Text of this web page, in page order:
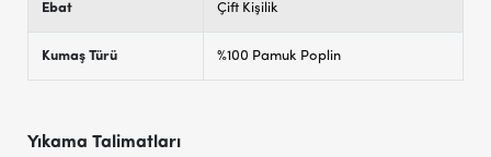
Ebat Çift Kişilik
Kumaş Türü %100 Pamuk Poplin
Yıkama Talimatları